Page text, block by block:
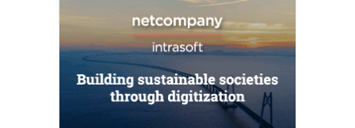
ΟΠΕΚΑ: Αύριο η δεύτερη πληρωμή των δικαιούχων
του Λογαριασμού Αγροτικής Εστίας